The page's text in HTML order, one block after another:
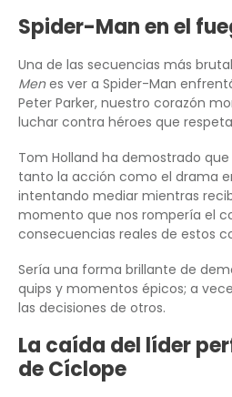
Spider-Man en el
Una de las secuencias más
Menes ver a Spider-Man
Peter Parker, nuestro corazón
luchar contra héroes que
Tom Holland ha demostrado
tanto la acción como el drama
intentando mediar mientras
momento que nos rompería el
consecuencias reales de estos
Sería una forma brillante de
quips y momentos épicos; a
las decisiones de otros.
La caída del líder
de Cíclope